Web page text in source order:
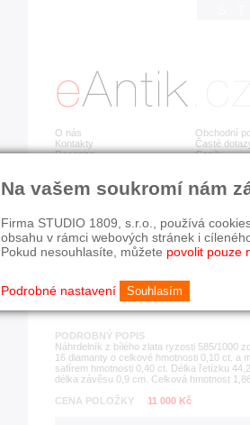
O nás
Kontakty
Recenze
Obchodní
Časté
Ceník
Detail položky č. 171
PODROBNÝ POPIS
Náhrdelník z bílého zlata ryzosti 585/1000
16 diamanty o celkové hmotnosti 0,10 ct. a
safírem hmotnosti 0,40 ct. Délka řetízku
délka závěsu 0,9 cm. Celková hmotnost 1,86
CENA POLOŽKY
11 000 Kč
Na vašem soukromí nám
Firma STUDIO 1809, s.r.o., používá
obsahu v rámci webových stránek i
Pokud nesouhlasíte, můžete povolit pouze
Podrobné nastavení Souhlasím